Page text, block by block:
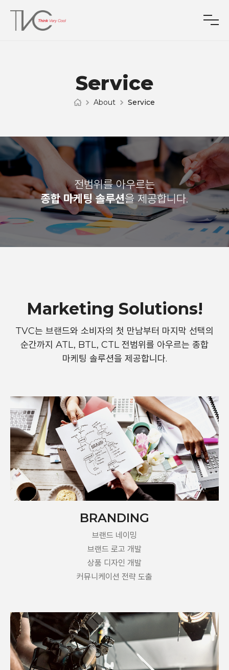
Service
About Service
전범위를 아우르는
종합 마케팅 솔루션을 제공합니다.
Marketing Solutions!
TVC는 브랜드와 소비자의 첫 만남부터 마지막 선택의
순간까지 ATL, BTL, CTL 전범위를 아우르는 종합
마케팅 솔루션을 제공합니다.
BRANDING
브랜드 네이밍
브랜드 로고 개발
상품 디자인 개발
커뮤니케이션 전략 도출